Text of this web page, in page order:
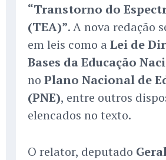
“Transtorno do
(TEA)”. A nova redação
em leis como a Lei de
Bases da Educação
no Plano Nacional de
(PNE), entre outros
elencados no texto.
O relator, deputado